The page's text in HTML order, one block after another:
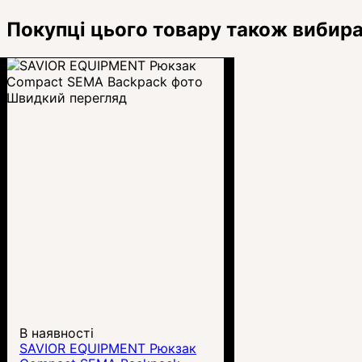
Покупці цього товару також
Швидкий перегляд
В наявності
SAVIOR EQUIPMENT Рюкзак